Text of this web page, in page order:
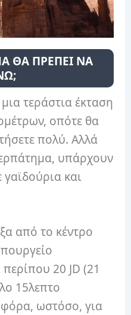
ΘΑ ΠΡΕΠΕΙ ΝΑ
τεράστια έκταση
οπότε θα
πολύ. Αλλά
υπάρχουν
γαϊδούρια και
από το κέντρο
20 JD (21
15λεπτο
ωστόσο, για